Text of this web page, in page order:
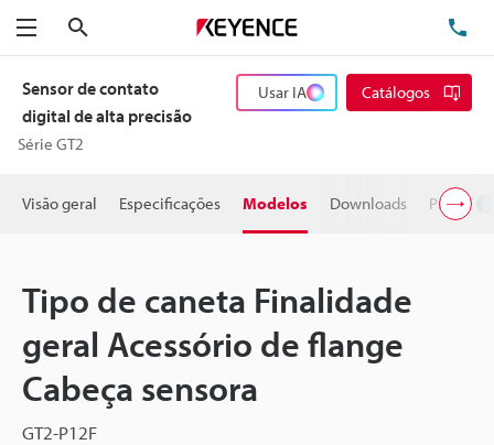
Menu
Sensor de contato
digital de alta precisão
Série GT2
Usar IA Catálogos
Visão geral Especificações Modelos Downloads Preço
Tipo de caneta Finalidade
geral Acessório de flange
Cabeça sensora
GT2-P12F